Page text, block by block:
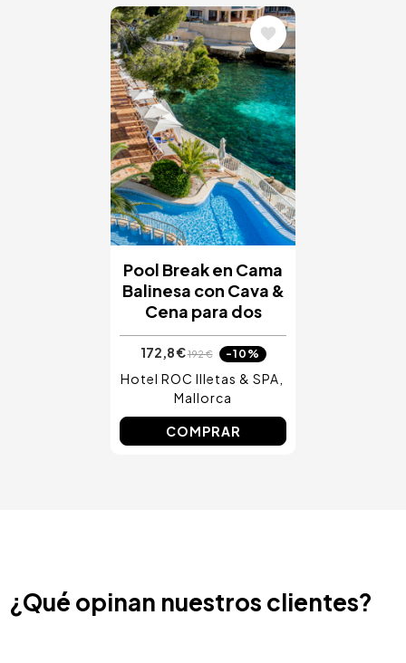
Image
Pool Break en Cama
Balinesa con Cava &
Cena para dos
172,8 €192 € -10%
Hotel ROC Illetas & SPA
Mallorca
COMPRAR
¿Qué opinan nuestros clientes?